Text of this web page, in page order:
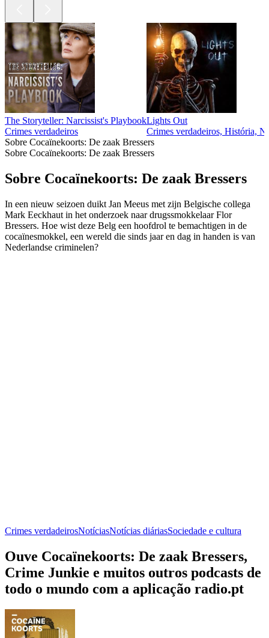
The Storyteller: Narcissist's Playbook
Crimes verdadeiros
Lights Out
Crimes verdadeiros, História,
Sobre Cocaïnekoorts: De zaak Bressers
Sobre Cocaïnekoorts: De zaak Bressers
Sobre Cocaïnekoorts: De zaak Bressers
In een nieuw seizoen duikt Jan Meeus met zijn Belgische collega
Mark Eeckhaut in het onderzoek naar drugssmokkelaar Flor
Bressers. Hoe wist deze Belg een hoofdrol te bemachtigen in de
cocaïnesmokkel, een wereld die sinds jaar en dag in handen is van
Nederlandse criminelen?
Crimes verdadeirosNotíciasNotícias diáriasSociedade e cultura
Ouve Cocaïnekoorts: De zaak Bressers,
Crime Junkie e muitos outros podcasts de
todo o mundo com a aplicação radio.pt